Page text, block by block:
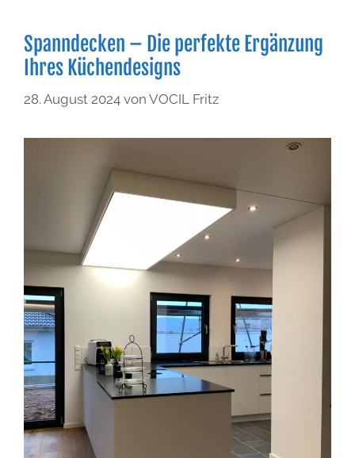
Spanndecken – Die perfekte Ergänzung
Ihres Küchendesigns
28. August 2024 von VOCIL Fritz